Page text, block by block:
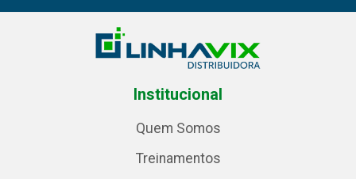
Institucional
Quem Somos
Treinamentos